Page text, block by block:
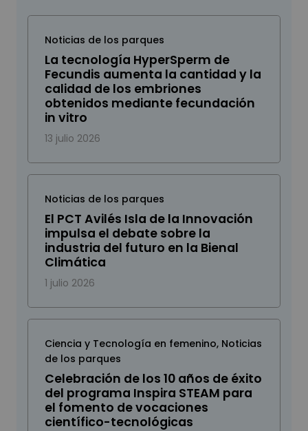
Noticias de los parques
La tecnología HyperSperm de
Fecundis aumenta la cantidad y la
calidad de los embriones
obtenidos mediante fecundación
in vitro
13 julio 2026
Noticias de los parques
El PCT Avilés Isla de la Innovación
impulsa el debate sobre la
industria del futuro en la Bienal
Climática
1 julio 2026
Ciencia y Tecnología en femenino, Noticias
de los parques
Celebración de los 10 años de éxito
del programa Inspira STEAM para
el fomento de vocaciones
científico-tecnológicas